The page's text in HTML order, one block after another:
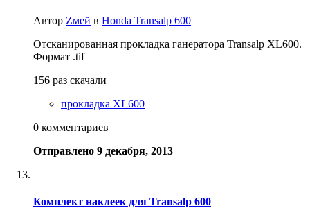
Автор Zмей в Honda Transalp 600
Отсканированная прокладка ганератора Transalp XL600.
Формат .tif
156 раз скачали
прокладка XL600
0 комментариев
Отправлено 9 декабря, 2013
Комплект наклеек для Transalp 600